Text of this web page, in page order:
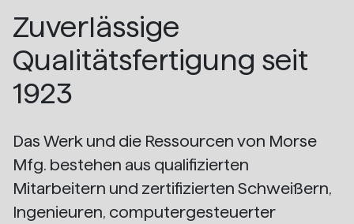
Zuverlässige
Qualitätsfertigung seit
1923
Das Werk und die Ressourcen von Morse
Mfg. bestehen aus qualifizierten
Mitarbeitern und zertifizierten Schweißern,
Ingenieuren, computergesteuerter